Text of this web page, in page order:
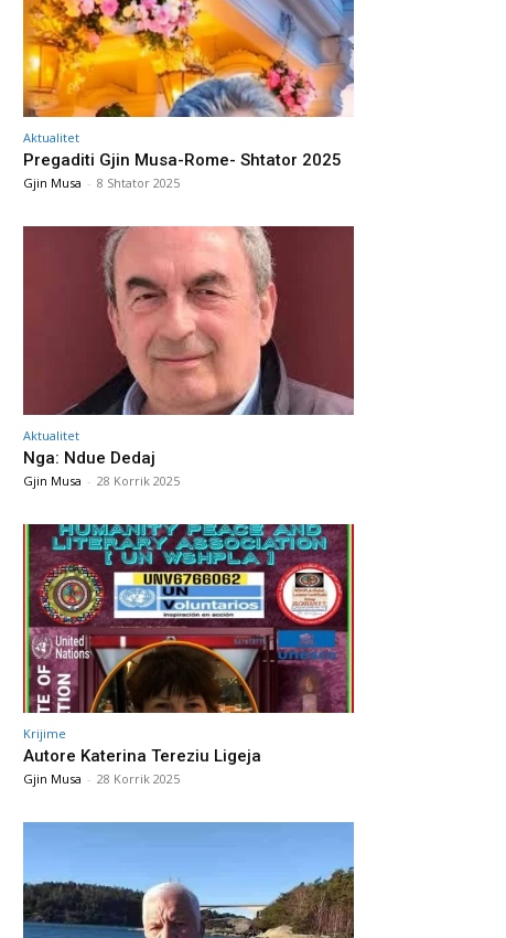
Aktualitet
Pregaditi Gjin Musa-Rome- Shtator 2025
Gjin Musa - 8 Shtator 2025
Aktualitet
Nga: Ndue Dedaj
Gjin Musa - 28 Korrik 2025
Krijime
Autore Katerina Tereziu Ligeja
Gjin Musa - 28 Korrik 2025